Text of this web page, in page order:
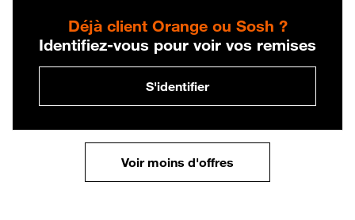
Déjà client Orange ou Sosh ?
Identifiez-vous pour voir vos remises
S'identifier
Voir moins d'offres